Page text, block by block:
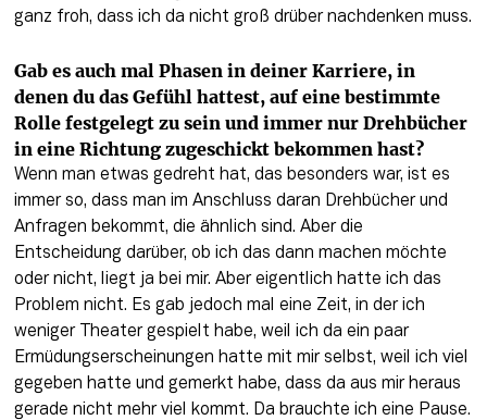
ganz froh, dass ich da nicht groß drüber nachdenken muss.
Gab es auch mal Phasen in deiner Karriere, in
denen du das Gefühl hattest, auf eine bestimmte
Rolle festgelegt zu sein und immer nur Drehbücher
in eine Richtung zugeschickt bekommen hast?
Wenn man etwas gedreht hat, das besonders war, ist es
immer so, dass man im Anschluss daran Drehbücher und
Anfragen bekommt, die ähnlich sind. Aber die
Entscheidung darüber, ob ich das dann machen möchte
oder nicht, liegt ja bei mir. Aber eigentlich hatte ich das
Problem nicht. Es gab jedoch mal eine Zeit, in der ich
weniger Theater gespielt habe, weil ich da ein paar
Ermüdungserscheinungen hatte mit mir selbst, weil ich viel
gegeben hatte und gemerkt habe, dass da aus mir heraus
gerade nicht mehr viel kommt. Da brauchte ich eine Pause.